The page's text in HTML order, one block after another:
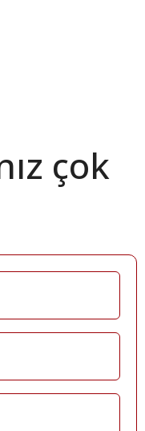
çok